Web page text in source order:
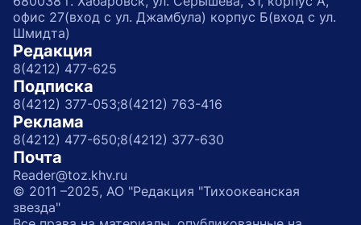
офис 27(вход с ул. Джамбула) корпус Б(вход с ул.
Шмидта)
Редакция
8(4212) 477-625
Подписка
8(4212) 377-053;8(4212) 763-416
Реклама
8(4212) 477-650;8(4212) 377-630
Почта
Reader@toz.khv.ru
© 2011 –2025, АО "Редакция "Тихоокеанская
звезда"